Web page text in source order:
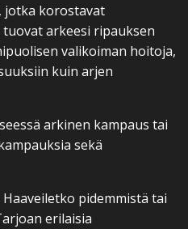
jotka korostavat
arkeesi ripauksen
valikoiman hoitoja,
kuin arjen
arkinen kampaus tai
sekä
Haaveiletko pidemmistä tai
erilaisia